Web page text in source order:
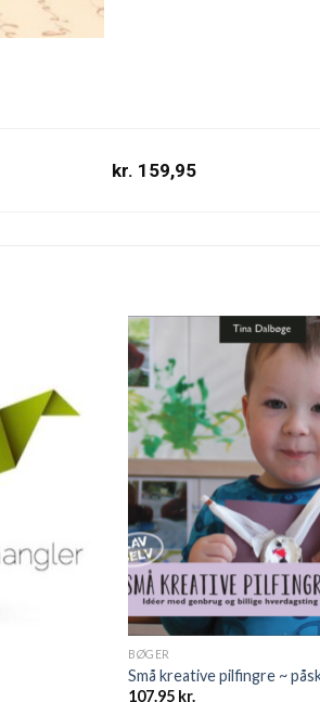
kr. 159,95
BØGER
Små kreative pilfingre ~
107.95 kr.